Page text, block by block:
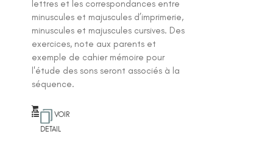
lettres et les correspondances entre
minuscules et majuscules d’imprimerie,
minuscules et majuscules cursives. Des
exercices, note aux parents et
exemple de cahier mémoire pour
l'étude des sons seront associés à la
séquence.
VOIR
DETAIL